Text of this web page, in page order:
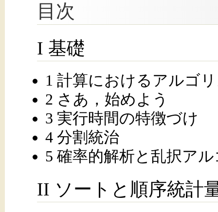
目次
I 基礎
1 計算におけるアルゴ
2 さあ，始めよう
3 実行時間の特徴づけ
4 分割統治
5 確率的解析と乱択ア
II ソートと順序統計